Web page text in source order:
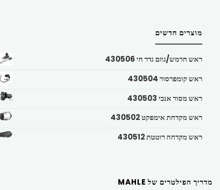
מוצרים חדשים
ראש חרמש/גוזם גדר חי 430506
ראש קומפרסור 430504
ראש מסור אנכי 430503
ראש מקדחת אימפקט 430502
ראש מקדחה רוטטת 430512
מדריך הפילטרים של MAHLE